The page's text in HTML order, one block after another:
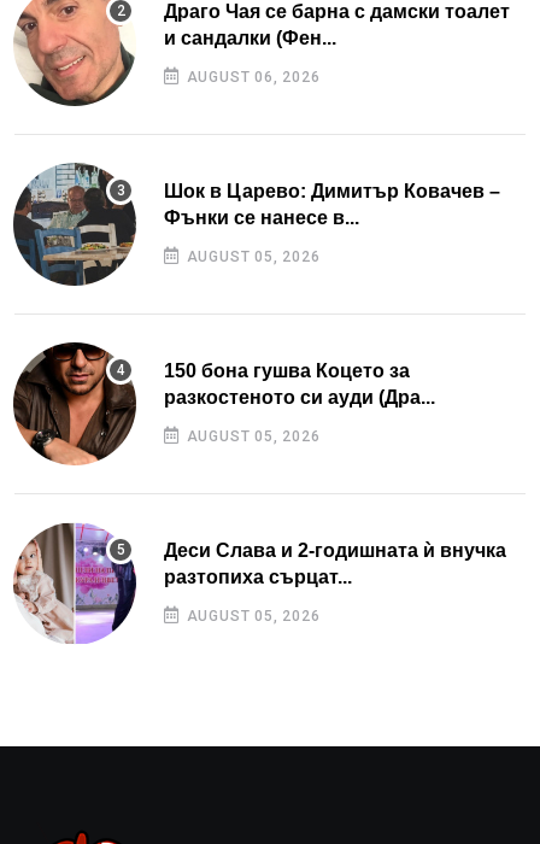
Драго Чая се барна с дамски тоалет
и сандалки (Фен...
AUGUST 06, 2026
Шок в Царево: Димитър Ковачев –
Фънки се нанесе в...
AUGUST 05, 2026
150 бона гушва Коцето за
разкостеното си ауди (Дра...
AUGUST 05, 2026
Деси Слава и 2-годишната ѝ внучка
разтопиха сърцат...
AUGUST 05, 2026